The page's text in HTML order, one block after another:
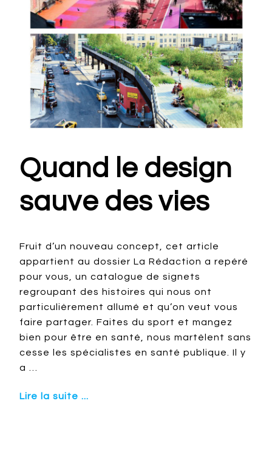
Quand le design
sauve des vies
Fruit d’un nouveau concept, cet article
appartient au dossier La Rédaction a repéré
pour vous, un catalogue de signets
regroupant des histoires qui nous ont
particulièrement allumé et qu’on veut vous
faire partager. Faites du sport et mangez
bien pour être en santé, nous martèlent sans
cesse les spécialistes en santé publique. Il y
a …
Lire la suite ...